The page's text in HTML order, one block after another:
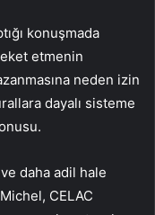
konuşmada
etmenin
neden izin
dayalı sisteme
daha adil hale
CELAC